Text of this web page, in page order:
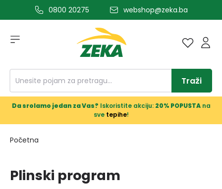
glavni sadržaj0800 20275 webshop@zeka.ba
Traži
Da srolamo jedan za Vas? Iskoristite akciju: 20% POPUSTAna
sve tepihe!
Početna
Plinski program